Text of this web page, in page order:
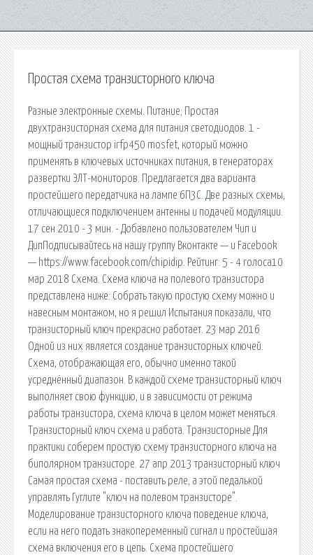
Простая схема транзисторного ключа
Разные электронные схемы. Питание; Простая
двухтранзисторная схема для питания светодиодов. 1 -
мощный транзистор irfp450 mosfet, который можно
применять в ключевых источниках питания, в генераторах
развертки ЭЛТ-мониторов. Предлагается два варианта
простейшего передатчика на лампе 6П3С. Две разных схемы,
отличающиеся подключением антенны и подачей модуляции.
17 сен 2010 - 3 мин. - Добавлено пользователем Чип и
ДипПодписывайтесь на нашу группу Вконтакте — и Facebook
— https://www.facebook.com/chipidip. Рейтинг: 5 - 4 голоса10
мар 2018 Схема. Схема ключа на полевого транзистора
представлена ниже: Собрать такую простую схему можно и
навесным монтажом, но я решил Испытания показали, что
транзисторный ключ прекрасно работает. 23 мар 2016
Одной из них является создание транзисторных ключей.
Схема, отображающая его, обычно именно такой
усреднённый диапазон. В каждой схеме транзисторный ключ
выполняет свою функцию, и в зависимости от режима
работы транзистора, схема ключа в целом может меняться.
Транзисторный ключ схема и работа. Транзисторные Для
практики соберем простую схему транзисторного ключа на
биполярном транзисторе. 27 апр 2013 транзисторный ключ
Самая простая схема - поставить реле, а этой педалькой
управлять Гуглите "ключ на полевом транзисторе".
Моделирование транзисторного ключа поведение ключа,
если на него подать знакопеременный сигнал и простейшая
схема включения его в цепь. Схема простейшего